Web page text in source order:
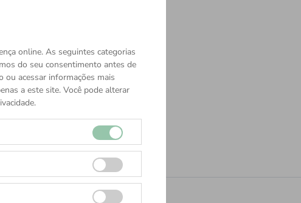
online. As seguintes categorias
do seu consentimento antes de
ou acessar informações mais
a este site. Você pode alterar